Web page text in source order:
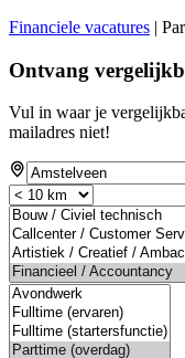
Financiele vacatures |
Ontvang
Vul in waar je
mailadres niet!